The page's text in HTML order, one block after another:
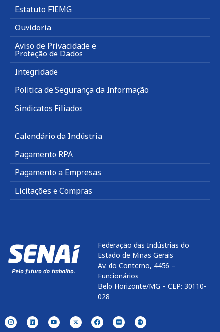
Estatuto FIEMG
Ouvidoria
Aviso de Privacidade e
Proteção de Dados
Integridade
Política de Segurança da Informação
Sindicatos Filiados
Calendário da Indústria
Pagamento RPA
Pagamento a Empresas
Licitações e Compras
Federação das Indústrias do
Estado de Minas Gerais
Av. do Contorno, 4456 –
Funcionários
Belo Horizonte/MG – CEP: 30110-
028